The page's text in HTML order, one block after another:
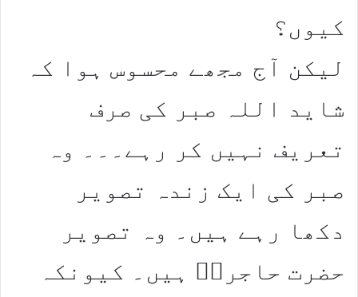
کیوں؟
لیکن آج مجھے محسوس ہوا کہ
شاید اللہ صبر کی صرف
تعریف نہیں کر رہے۔۔۔ وہ
صبر کی ایک زندہ تصویر
دکھا رہے ہیں۔ وہ تصویر
حضرت حاجرہؑ ہیں۔ کیونکہ